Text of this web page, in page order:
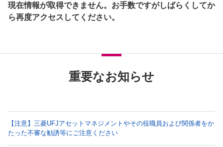
現在情報が取得できません。お手数ですがしばらくしてか
ら再度アクセスしてください。
重要なお知らせ
【注意】三菱UFJアセットマネジメントやその役職員および関係者をか
たった不審な勧誘等にご注意ください